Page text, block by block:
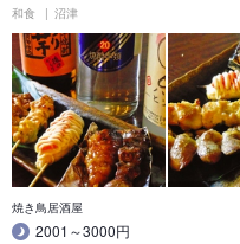
和食 沼津
焼き鳥居酒屋
2001～3000円